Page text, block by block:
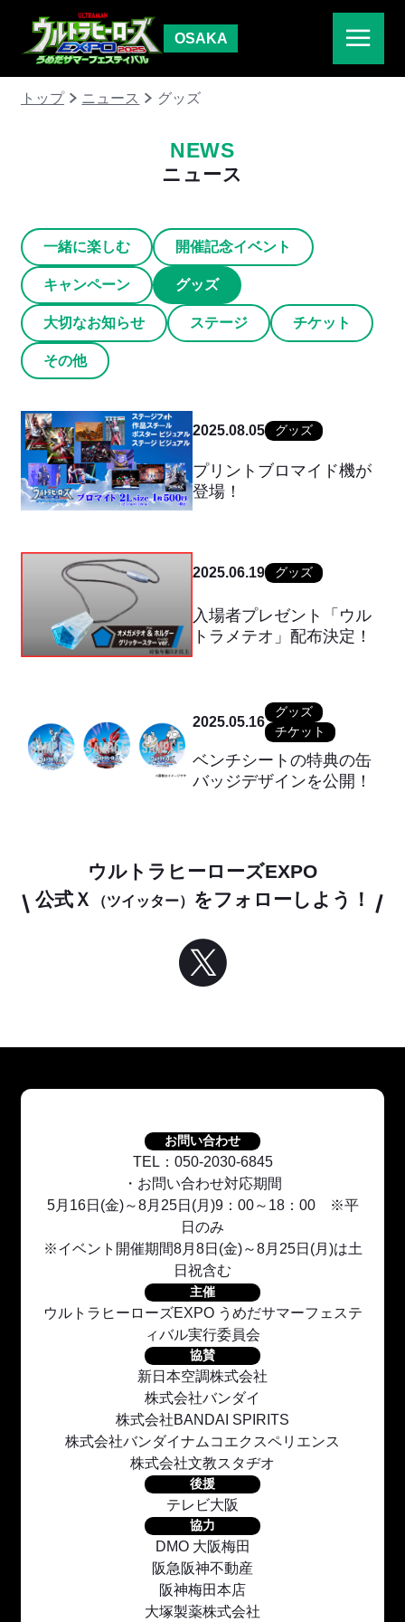
OSAKA
トップ ニュース グッズ
NEWS
ニュース
一緒に楽しむ 開催記念イベント
キャンペーン グッズ
大切なお知らせ ステージ チケット
その他
2025.08.05 グッズ
プリントブロマイド機が
登場！
2025.06.19 グッズ
入場者プレゼント「ウル
トラメテオ」配布決定！
2025.05.16
グッズ
チケット
ベンチシートの特典の缶
バッジデザインを公開！
ウルトラヒーローズEXPO
公式Ｘ
（ツイッター） をフォローしよう！
お問い合わせ
TEL：050-2030-6845
・お問い合わせ対応期間
5月16日(金)～8月25日(月)9：00～18：00 ※平
日のみ
※イベント開催期間8月8日(金)～8月25日(月)は土
日祝含む
主催
ウルトラヒーローズEXPO うめだサマーフェステ
ィバル実行委員会
協賛
新日本空調株式会社
株式会社バンダイ
株式会社BANDAI SPIRITS
株式会社バンダイナムコエクスペリエンス
株式会社文教スタヂオ
後援
テレビ大阪
協力
DMO 大阪梅田
阪急阪神不動産
阪神梅田本店
大塚製薬株式会社